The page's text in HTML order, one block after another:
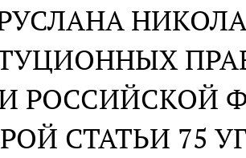
РОССИЙСКОЙ
СТАТЬИ 75